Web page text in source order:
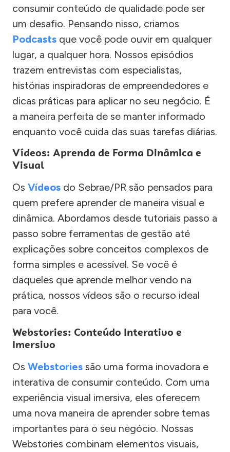
consumir conteúdo de qualidade pode ser
um desafio. Pensando nisso, criamos
Podcasts que você pode ouvir em qualquer
lugar, a qualquer hora. Nossos episódios
trazem entrevistas com especialistas,
histórias inspiradoras de empreendedores e
dicas práticas para aplicar no seu negócio. É
a maneira perfeita de se manter informado
enquanto você cuida das suas tarefas diárias.
Vídeos: Aprenda de Forma Dinâmica e
Visual
Os Vídeos do Sebrae/PR são pensados para
quem prefere aprender de maneira visual e
dinâmica. Abordamos desde tutoriais passo a
passo sobre ferramentas de gestão até
explicações sobre conceitos complexos de
forma simples e acessível. Se você é
daqueles que aprende melhor vendo na
prática, nossos vídeos são o recurso ideal
para você.
Webstories: Conteúdo Interativo e
Imersivo
Os Webstories são uma forma inovadora e
interativa de consumir conteúdo. Com uma
experiência visual imersiva, eles oferecem
uma nova maneira de aprender sobre temas
importantes para o seu negócio. Nossas
Webstories combinam elementos visuais,